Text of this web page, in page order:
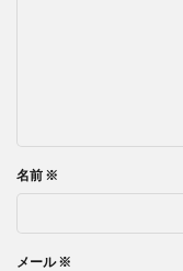
名前 ※
メール※